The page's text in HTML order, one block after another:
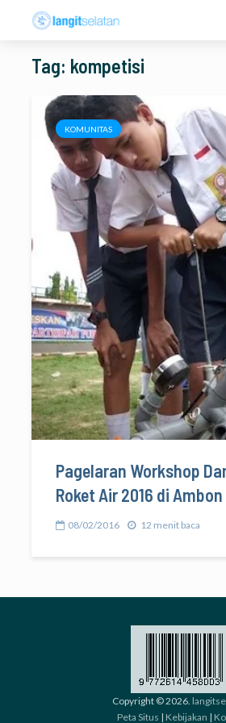
Tag: kompetisi
KOMUNITAS
Pagelaran Workshop
Roket Air 2016 di
08/02/2016 12 menit baca
Copyright © 2026.
Peta Situs | Kebijakan |